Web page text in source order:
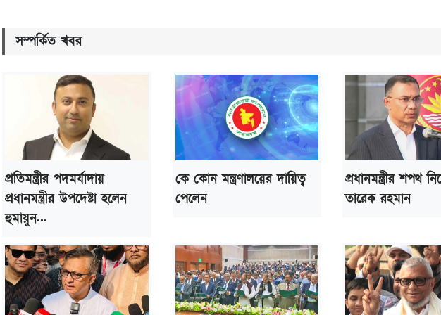
সম্পর্কিত খবর
প্রতিমন্ত্রীর পদমর্যাদায়
প্রধানমন্ত্রীর উপদেষ্টা হলেন
হুমায়ুন...
কে কোন মন্ত্রণালয়ের দায়িত্ব
পেলেন
প্রধানমন্ত্রীর শপথ
তারেক রহমান